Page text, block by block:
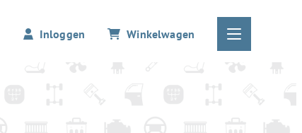
Inloggen Winkelwagen